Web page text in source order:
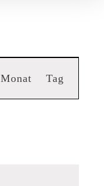
Monat Tag